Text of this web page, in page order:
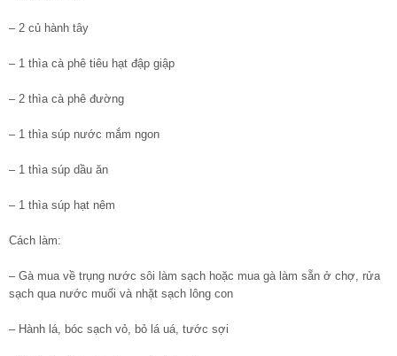
– 2 củ hành tây
– 1 thìa cà phê tiêu hạt đập giập
– 2 thìa cà phê đường
– 1 thìa súp nước mắm ngon
– 1 thìa súp dầu ăn
– 1 thìa súp hạt nêm
Cách làm:
– Gà mua về trụng nước sôi làm sạch hoặc mua gà làm sẵn ở chợ, rửa
sạch qua nước muối và nhặt sạch lông con
– Hành lá, bóc sạch vỏ, bỏ lá uá, tước sợi